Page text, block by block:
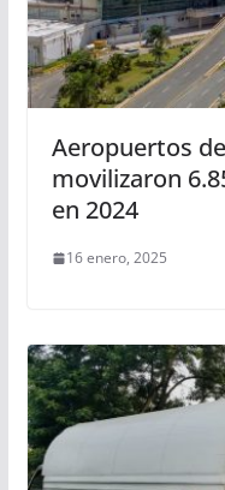
Aeropuertos
movilizaron
en 2024
16 enero, 2025